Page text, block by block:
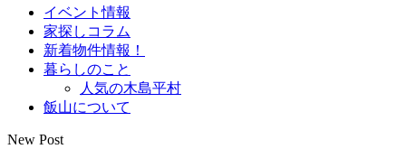
イベント情報
家探しコラム
新着物件情報！
暮らしのこと
人気の木島平村
飯山について
New Post